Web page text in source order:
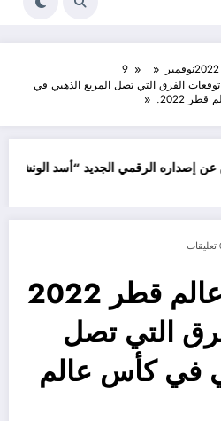
2022نوفمبر
9
بكأس عالم قطر 2022 .. توقعات الفرق التي تصل المربع الذهبي في
2022.
الجديد “أسد الونشريس” تخليدا
الفائز بكأس عالم قطر 2022
التي تصل
في كأس عالم